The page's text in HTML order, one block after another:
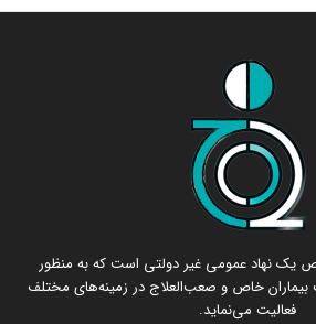
یک نهاد عمومی غیر دولتی است که به منظور
بیماران خاص و صعب‌العلاج در زمینه‌های مختلف
فعالیت می‌نماید.